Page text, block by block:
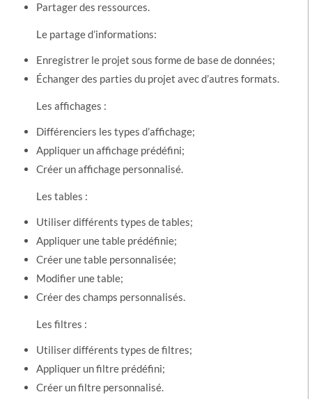
Partager des ressources.
Le partage d’informations:
Enregistrer le projet sous forme de base de données;
Échanger des parties du projet avec d’autres formats.
Les affichages :
Différenciers les types d’affichage;
Appliquer un affichage prédéfini;
Créer un affichage personnalisé.
Les tables :
Utiliser différents types de tables;
Appliquer une table prédéfinie;
Créer une table personnalisée;
Modifier une table;
Créer des champs personnalisés.
Les filtres :
Utiliser différents types de filtres;
Appliquer un filtre prédéfini;
Créer un filtre personnalisé.